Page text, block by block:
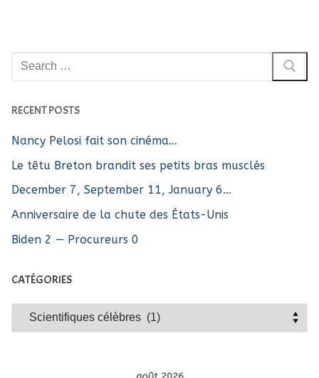
Rechercher
:
RECENT POSTS
Nancy Pelosi fait son cinéma…
Le têtu Breton brandit ses petits bras musclés
December 7, September 11, January 6…
Anniversaire de la chute des États-Unis
Biden 2 — Procureurs 0
CATÉGORIES
Catégories